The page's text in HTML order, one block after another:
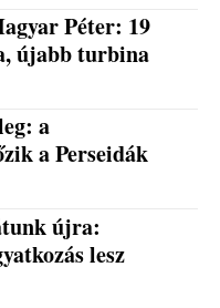
Péter: 19
újabb turbina
a
a Perseidák
újra:
lesz